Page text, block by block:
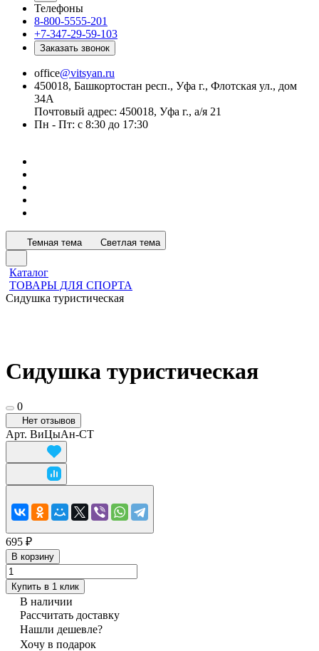
Телефоны
8-800-5555-201
+7-347-29-59-103
Заказать звонок
office@vitsyan.ru
450018, Башкортостан респ., Уфа г., Флотская ул., дом
34А
Почтовый адрес: 450018, Уфа г., а/я 21
Пн - Пт: с 8:30 до 17:30
Темная тема Светлая тема
Каталог
ТОВАРЫ ДЛЯ СПОРТА
Сидушка туристическая
Сидушка туристическая
0
Нет отзывов
Арт. ВиЦыАн-СТ
695 ₽
В корзину
Купить в 1 клик
В наличии
Рассчитать доставку
Нашли дешевле?
Хочу в подарок